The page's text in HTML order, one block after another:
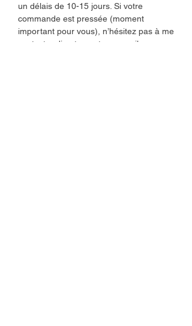
un délais de 10-15 jours. Si votre
commande est pressée (moment
important pour vous), n’hésitez pas à me
contacter directement par email